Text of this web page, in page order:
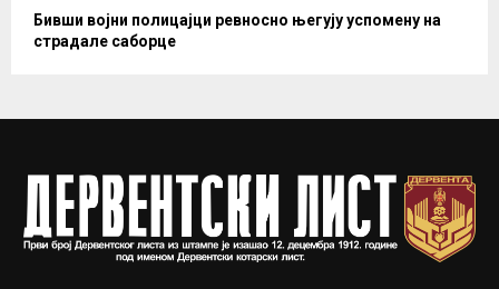
Бивши војни полицајци ревносно његују успомену на
страдале саборце